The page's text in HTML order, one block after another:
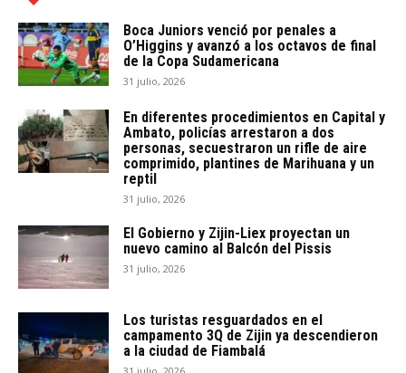
Boca Juniors venció por penales a
O’Higgins y avanzó a los octavos de final
de la Copa Sudamericana
31 julio, 2026
En diferentes procedimientos en Capital y
Ambato, policías arrestaron a dos
personas, secuestraron un rifle de aire
comprimido, plantines de Marihuana y un
reptil
31 julio, 2026
El Gobierno y Zijin-Liex proyectan un
nuevo camino al Balcón del Pissis
31 julio, 2026
Los turistas resguardados en el
campamento 3Q de Zijin ya descendieron
a la ciudad de Fiambalá